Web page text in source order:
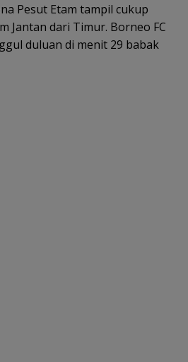
Pesut Etam tampil cukup
Jantan dari Timur. Borneo FC
duluan di menit 29 babak